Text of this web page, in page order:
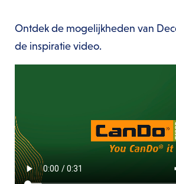
Ontdek de mogelijkheden van
de inspiratie video.